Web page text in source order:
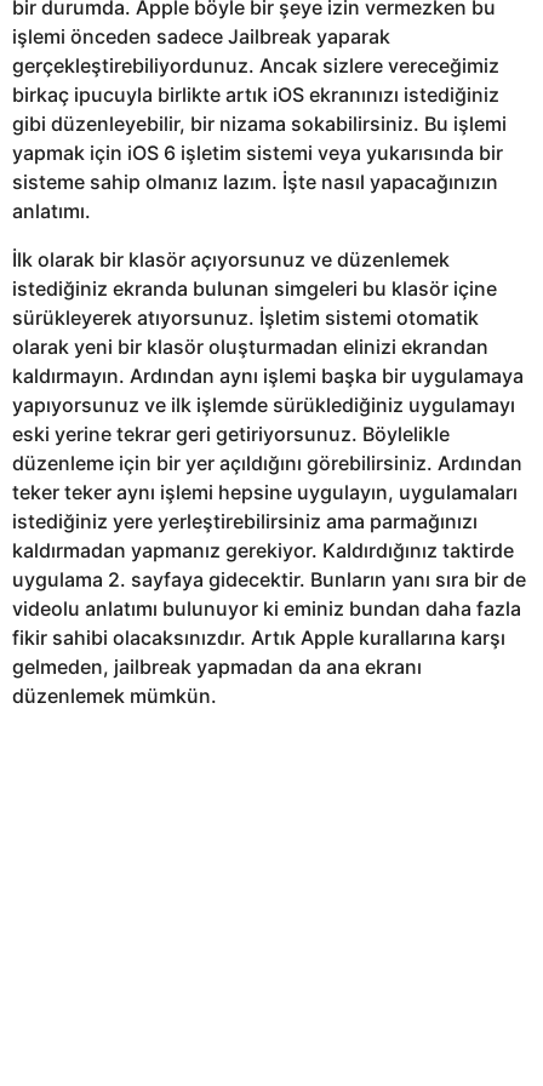
bir durumda. Apple böyle bir şeye izin vermezken bu
işlemi önceden sadece Jailbreak yaparak
gerçekleştirebiliyordunuz. Ancak sizlere vereceğimiz
birkaç ipucuyla birlikte artık iOS ekranınızı istediğiniz
gibi düzenleyebilir, bir nizama sokabilirsiniz. Bu işlemi
yapmak için iOS 6 işletim sistemi veya yukarısında bir
sisteme sahip olmanız lazım. İşte nasıl yapacağınızın
anlatımı.
İlk olarak bir klasör açıyorsunuz ve düzenlemek
istediğiniz ekranda bulunan simgeleri bu klasör içine
sürükleyerek atıyorsunuz. İşletim sistemi otomatik
olarak yeni bir klasör oluşturmadan elinizi ekrandan
kaldırmayın. Ardından aynı işlemi başka bir uygulamaya
yapıyorsunuz ve ilk işlemde sürüklediğiniz uygulamayı
eski yerine tekrar geri getiriyorsunuz. Böylelikle
düzenleme için bir yer açıldığını görebilirsiniz. Ardından
teker teker aynı işlemi hepsine uygulayın, uygulamaları
istediğiniz yere yerleştirebilirsiniz ama parmağınızı
kaldırmadan yapmanız gerekiyor. Kaldırdığınız taktirde
uygulama 2. sayfaya gidecektir. Bunların yanı sıra bir de
videolu anlatımı bulunuyor ki eminiz bundan daha fazla
fikir sahibi olacaksınızdır. Artık Apple kurallarına karşı
gelmeden, jailbreak yapmadan da ana ekranı
düzenlemek mümkün.